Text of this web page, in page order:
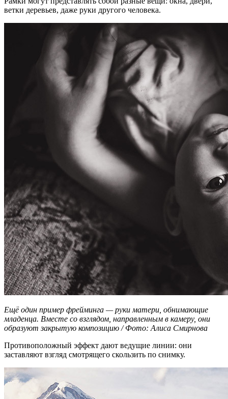
ветки деревьев, даже руки другого человека.
Ещё один пример фрейминга — руки матери, обнимающие
младенца. Вместе со взглядом, направленным в камеру, они
образуют закрытую композицию / Фото: Алиса Смирнова
Противоположный эффект дают ведущие линии: они
заставляют взгляд смотрящего скользить по снимку.